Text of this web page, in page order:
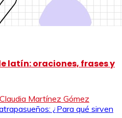
latín: oraciones, frases y
Claudia Martínez Gómez
¿Para qué sirven